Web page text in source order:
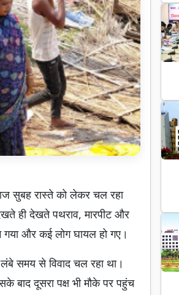
आज सुबह रास्ते को लेकर चल रहा
ही देखते पथराव, मारपीट और
और कई लोग घायल हो गए।
समय से विवाद चल रहा था।
बाद दूसरा पक्ष भी मौके पर पहुंच